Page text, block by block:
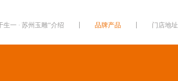
生一 · 苏州玉雕”介绍 品牌产品 门店地址